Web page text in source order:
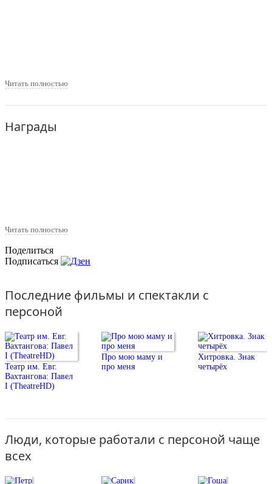
Читать полностью
Награды
Читать полностью
Поделиться
Подписаться
Последние фильмы и спектакли с
персоной
Театр им. Евг.
Вахтангова: Павел
I (TheatreHD)
Про мою маму и
про меня
Хитровка. Знак
четырёх
Люди, которые работали с персоной чаще
всех